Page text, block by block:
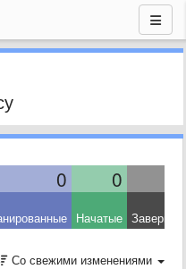
0 0
Начатые
Со свежими изменениями